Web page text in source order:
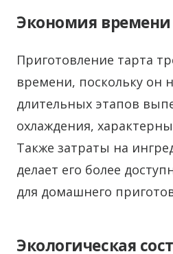
Экономия времени
Приготовление тарта
времени, поскольку он
длительных этапов
охлаждения,
Также затраты на
делает его более
для домашнего
Экологическая